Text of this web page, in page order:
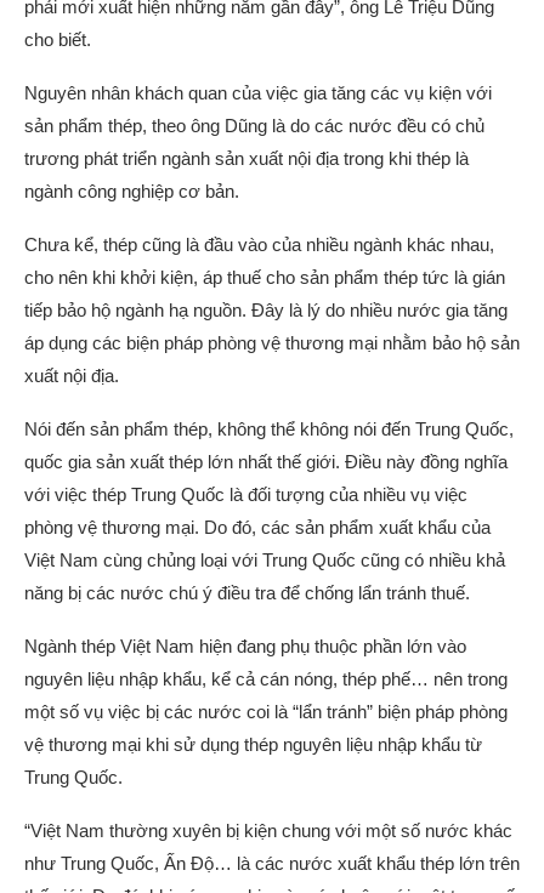
phải mới xuất hiện những năm gần đây”, ông Lê Triệu Dũng
cho biết.
Nguyên nhân khách quan của việc gia tăng các vụ kiện với
sản phẩm thép, theo ông Dũng là do các nước đều có chủ
trương phát triển ngành sản xuất nội địa trong khi thép là
ngành công nghiệp cơ bản.
Chưa kể, thép cũng là đầu vào của nhiều ngành khác nhau,
cho nên khi khởi kiện, áp thuế cho sản phẩm thép tức là gián
tiếp bảo hộ ngành hạ nguồn. Đây là lý do nhiều nước gia tăng
áp dụng các biện pháp phòng vệ thương mại nhằm bảo hộ sản
xuất nội địa.
Nói đến sản phẩm thép, không thể không nói đến Trung Quốc,
quốc gia sản xuất thép lớn nhất thế giới. Điều này đồng nghĩa
với việc thép Trung Quốc là đối tượng của nhiều vụ việc
phòng vệ thương mại. Do đó, các sản phẩm xuất khẩu của
Việt Nam cùng chủng loại với Trung Quốc cũng có nhiều khả
năng bị các nước chú ý điều tra để chống lẩn tránh thuế.
Ngành thép Việt Nam hiện đang phụ thuộc phần lớn vào
nguyên liệu nhập khẩu, kể cả cán nóng, thép phế… nên trong
một số vụ việc bị các nước coi là “lẩn tránh” biện pháp phòng
vệ thương mại khi sử dụng thép nguyên liệu nhập khẩu từ
Trung Quốc.
“Việt Nam thường xuyên bị kiện chung với một số nước khác
như Trung Quốc, Ấn Độ… là các nước xuất khẩu thép lớn trên